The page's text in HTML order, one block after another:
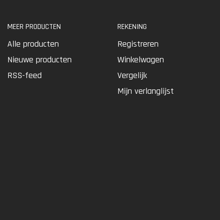
MEER PRODUCTEN
Alle producten
Nieuwe producten
RSS-feed
REKENING
Registreren
Winkelwagen
Vergelijk
Mijn verlanglijst